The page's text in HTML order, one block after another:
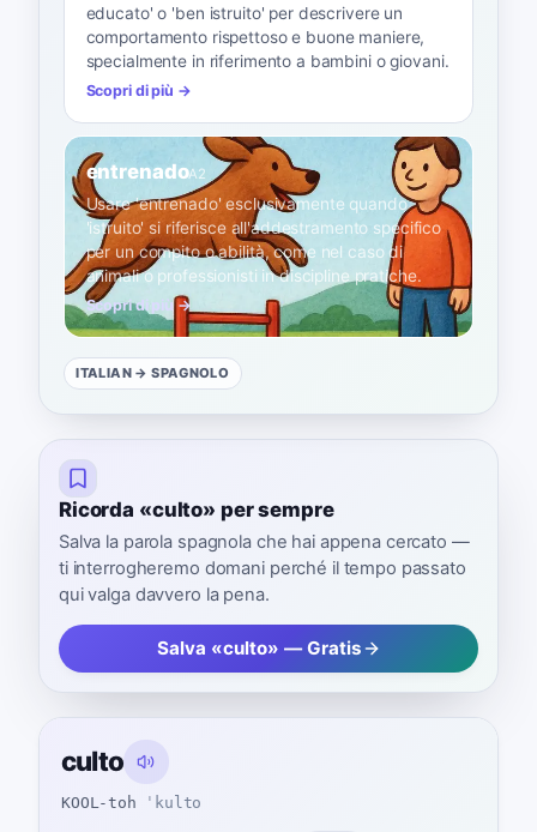
educato' o 'ben istruito' per descrivere un
comportamento rispettoso e buone maniere,
specialmente in riferimento a bambini o giovani.
Scopri di più →
entrenadoA2
Usare 'entrenado' esclusivamente quando
'istruito' si riferisce all'addestramento specifico
per un compito o abilità, come nel caso di
animali o professionisti in discipline pratiche.
Scopri di più →
ITALIAN → SPAGNOLO
Ricorda «culto» per sempre
Salva la parola spagnola che hai appena cercato —
ti interrogheremo domani perché il tempo passato
qui valga davvero la pena.
Salva «culto» — Gratis
culto
KOOL-toh ˈkulto